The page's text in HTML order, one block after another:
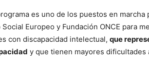
es uno de los puestos en
Social Europeo y Fundación ONCE para
con discapacidad intelectual, que
y que tienen mayores dificultades